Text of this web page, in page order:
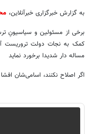
به گزارش خبرگزاری خبرآنلاین،
برخی از مسئولین و سیاسیونِ
کمک به نجات دولت تروریست
مساله دار شدیدا برخورد نماید
‏اگر اصلاح نکنند، اسامی‌شان